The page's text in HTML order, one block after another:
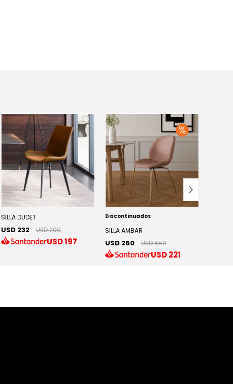
SILLA DUDET
USD 232 USD 290
USD197
Discontinuados
SILLA AMBAR
USD 260 USD 650
USD221